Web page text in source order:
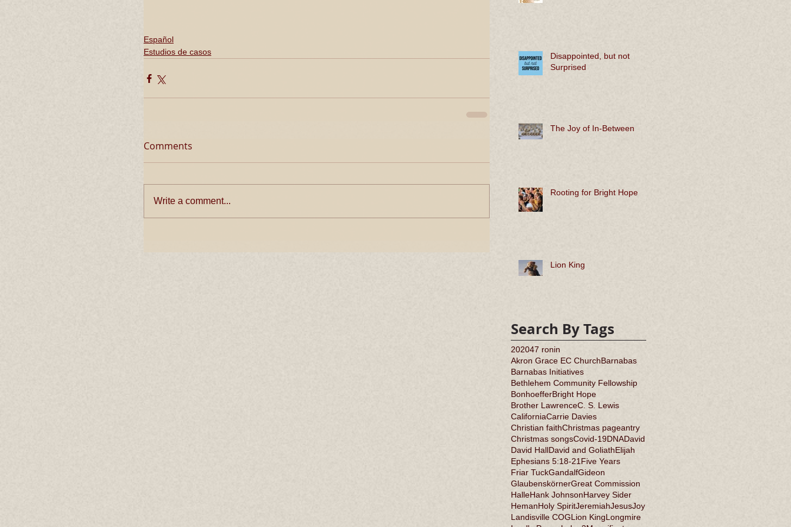
Español
Estudios de casos
Comments
Write a comment...
Disappointed, but not
Surprised
The Joy of In-Between
Rooting for Bright Hope
Lion King
Search By Tags
202047 ronin
Akron Grace EC ChurchBarnabas
Barnabas Initiatives
Bethlehem Community Fellowship
BonhoefferBright Hope
Brother LawrenceC. S. Lewis
CaliforniaCarrie Davies
Christian faithChristmas pageantry
Christmas songsCovid-19DNADavid
David HallDavid and GoliathElijah
Ephesians 5:18-21 Five Years
Friar TuckGandalfGideon
GlaubenskörnerGreat Commission
HalleHank JohnsonHarvey Sider
HemanHoly SpiritJeremiahJesusJoy
Landisville COGLion KingLongmire